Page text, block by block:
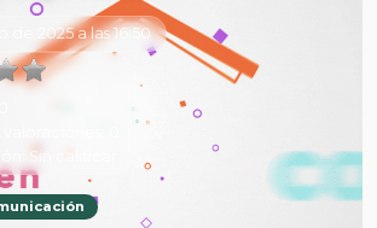
de 2025 a las 16:50
Sin calificar